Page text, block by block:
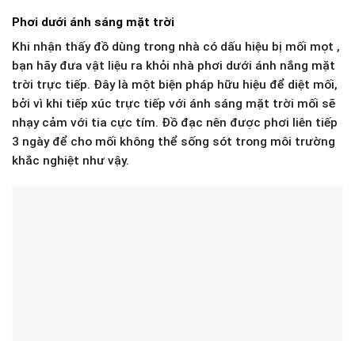
Phơi dưới ánh sáng mặt trời
Khi nhận thấy đồ dùng trong nhà có dấu hiệu bị mối mọt ,
bạn hãy đưa vật liệu ra khỏi nhà phơi dưới ánh nắng mặt
trời trực tiếp. Đây là một biện pháp hữu hiệu để diệt mối,
bởi vì khi tiếp xúc trực tiếp với ánh sáng mặt trời mối sẽ
nhạy cảm với tia cực tím. Đồ đạc nên được phơi liên tiếp
3 ngày để cho mối không thể sống sót trong môi trường
khắc nghiệt như vậy.